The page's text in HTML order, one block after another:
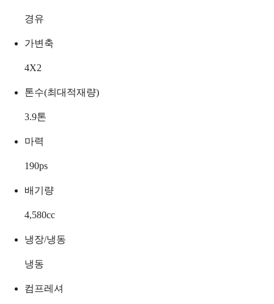
경유
가변축
4X2
톤수(최대적재량)
3.9톤
마력
190ps
배기량
4,580cc
냉장/냉동
냉동
컴프레셔